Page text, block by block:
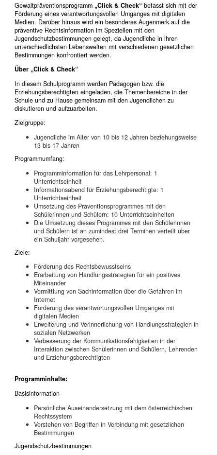
Gewaltpräventionsprogramm „Click & Check“ befasst sich mit der
Förderung eines verantwortungsvollen Umganges mit digitalen
Medien. Darüber hinaus wird ein besonderes Augenmerk auf die
präventive Rechtsinformation im Speziellen mit den
Jugendschutzbestimmungen gelegt, da Jugendliche in ihren
unterschiedlichsten Lebenswelten mit verschiedenen gesetzlichen
Bestimmungen konfrontiert werden.
Über „Click & Check“
In diesem Schulprogramm werden Pädagogen bzw. die
Erziehungsberechtigten eingeladen, die Themenbereiche in der
Schule und zu Hause gemeinsam mit den Jugendlichen zu
diskutieren und aufzuarbeiten.
Zielgruppe:
Jugendliche im Alter von 10 bis 12 Jahren beziehungsweise
13 bis 17 Jahren
Programmumfang:
Programminformation für das Lehrpersonal: 1
Unterrichtseinheit
Informationsabend für Erziehungsberechtigte: 1
Unterrichtseinheit
Umsetzung des Präventionsprogrammes mit den
Schülerinnen und Schülern: 10 Unterrichtseinheiten
Die Umsetzung dieses Programmes mit den Schülerinnen
und Schülern ist an zumindest drei Terminen verteilt über
ein Schuljahr vorgesehen.
Ziele:
Förderung des Rechtsbewusstseins
Erarbeitung von Handlungsstrategien für ein positives
Miteinander
Vermittlung von Sachinformation über die Gefahren im
Internet
Förderung des verantwortungsvollen Umganges mit
digitalen Medien
Erweiterung und Verinnerlichung von Handlungsstrategien in
sozialen Netzwerken
Verbesserung der Kommunikationsfähigkeiten in der
Interaktion zwischen Schülerinnen und Schülern, Lehrenden
und Erziehungsberechtigten
Programminhalte:
Basisinformation
Persönliche Auseinandersetzung mit dem österreichischen
Rechtssystem
Verstehen von Begriffen in Verbindung mit gesetzlichen
Bestimmungen
Jugendschutzbestimmungen